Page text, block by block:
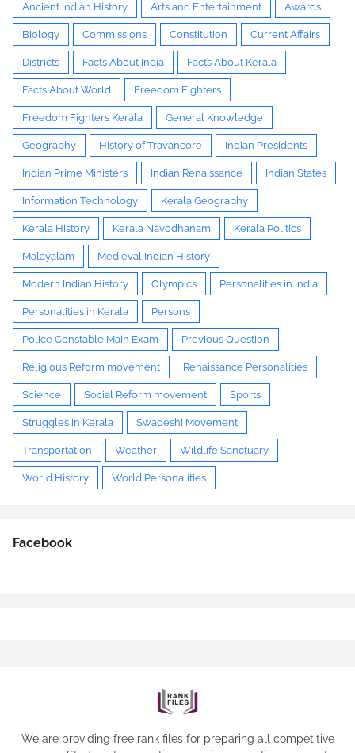
Ancient Indian History Arts and Entertainment Awards
Biology Commissions Constitution Current Affairs
Districts Facts About India Facts About Kerala
Facts About World Freedom Fighters
Freedom Fighters Kerala General Knowledge
Geography History of Travancore Indian Presidents
Indian Prime Ministers Indian Renaissance Indian States
Information Technology Kerala Geography
Kerala History Kerala Navodhanam Kerala Politics
Malayalam Medieval Indian History
Modern Indian History Olympics Personalities in India
Personalities in Kerala Persons
Police Constable Main Exam Previous Question
Religious Reform movement Renaissance Personalities
Science Social Reform movement Sports
Struggles in Kerala Swadeshi Movement
Transportation Weather Wildlife Sanctuary
World History World Personalities
Facebook
We are providing free rank files for preparing all competitive